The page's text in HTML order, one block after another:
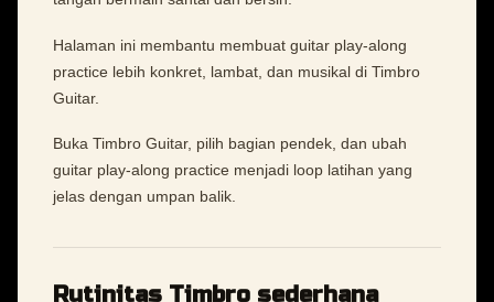
Halaman ini membantu membuat guitar play-along
practice lebih konkret, lambat, dan musikal di Timbro
Guitar.
Buka Timbro Guitar, pilih bagian pendek, dan ubah
guitar play-along practice menjadi loop latihan yang
jelas dengan umpan balik.
Rutinitas Timbro sederhana